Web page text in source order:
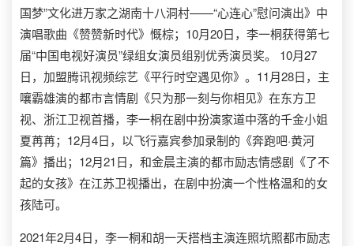
国梦”文化进万家之湖南十八洞村——“心连心”慰问演出》中
演唱歌曲《赞赞新时代》慨棕；10月20日，李一桐获得第七
届“中国电视好演员”绿组女演员组别优秀演员奖。 10月27
日，加盟腾讯视频综艺《平行时空遇见你》。11月28日，主
嚷霸雄演的都市言情剧《只为那一刻与你相见》在东方卫
视、浙江卫视首播，李一桐在剧中扮演家道中落的千金小姐
夏苒苒；12月4日，以飞行嘉宾参加录制的《奔跑吧·黄河
篇》播出；12月21日，和金晨主演的都市励志情感剧《了不
起的女孩》在江苏卫视播出，在剧中扮演一个性格温和的女
孩陆可。
2021年2月4日，李一桐和胡一天搭档主演连照坑照都市励志